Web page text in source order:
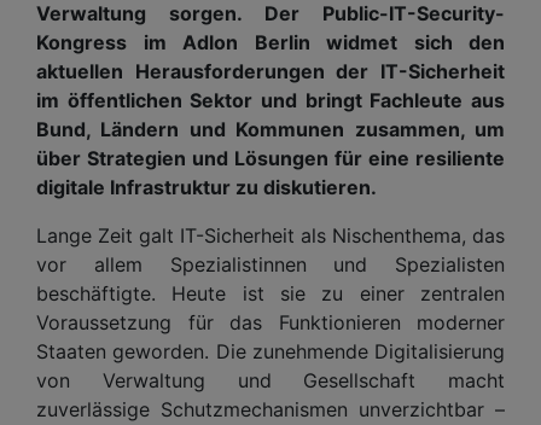
Verwaltung sorgen. Der Public-IT-Security-
Kongress im Adlon Berlin widmet sich den
aktuellen Herausforderungen der IT-Sicherheit
im öffentlichen Sektor und bringt Fachleute aus
Bund, Ländern und Kommunen zusammen, um
über Strategien und Lösungen für eine resiliente
digitale Infrastruktur zu diskutieren.
Lange Zeit galt IT-Sicherheit als Nischenthema, das
vor allem Spezialistinnen und Spezialisten
beschäftigte. Heute ist sie zu einer zentralen
Voraussetzung für das Funktionieren moderner
Staaten geworden. Die zunehmende Digitalisierung
von Verwaltung und Gesellschaft macht
zuverlässige Schutzmechanismen unverzichtbar –